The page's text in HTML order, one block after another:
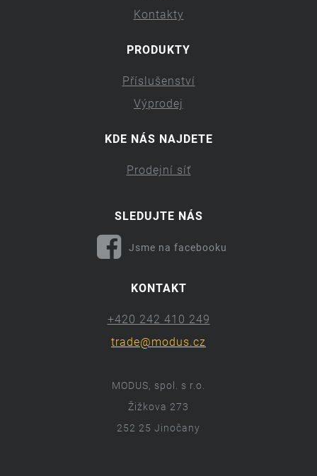
Kontakty
PRODUKTY
Příslušenství
Výprodej
KDE NÁS NAJDETE
Prodejní síť
SLEDUJTE NÁS
Jsme na facebooku
KONTAKT
+420 242 410 249
trade@modus.cz
MODUS, spol. s r.o.
Žižkova 273
252 25 Jinočany